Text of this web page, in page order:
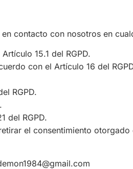
contacto con nosotros en
15.1 del RGPD.
con el Artículo 16 del
RGPD.
del RGPD.
el consentimiento